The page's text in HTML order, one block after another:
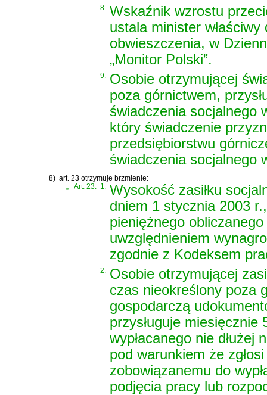
8. Wskaźnik wzrostu
ustala minister
obwieszczenia, w
„Monitor Polski”.
9. Osobie otrzymującej
poza górnictwem,
świadczenia socjalnego
który świadczenie
przedsiębiorstwu
świadczenia socjalnego
8) art. 23 otrzymuje brzmienie:
Art. 23. 1.
Wysokość zasiłku
dniem 1 stycznia 2003
pieniężnego
uwzględnieniem
zgodnie z Kodeksem
2.
Osobie otrzymującej
czas nieokreślony poza
gospodarczą
przysługuje miesięcznie
wypłacanego nie dłużej
pod warunkiem że
zobowiązanemu do
podjęcia pracy lub